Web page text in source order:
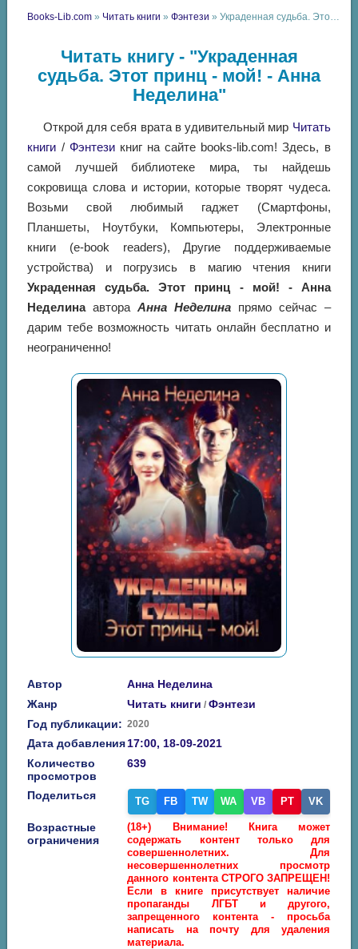
Books-Lib.com » Читать книги »Фэнтези » Украденная судьба. Этот принц - мой! - Анна Неделина
Читать книгу - "Украденная
судьба. Этот принц - мой! - Анна
Неделина"
Открой для себя врата в удивительный мир Читать
книги / Фэнтезикниг на сайте books-lib.com! Здесь, в
самой лучшей библиотеке мира, ты найдешь
сокровища слова и истории, которые творят чудеса.
Возьми свой любимый гаджет (Смартфоны,
Планшеты, Ноутбуки, Компьютеры, Электронные
книги (e-book readers), Другие поддерживаемые
устройства) и погрузись в магию чтения книги
Украденная судьба. Этот принц - мой! - Анна
НеделинаавтораАнна Неделина прямо сейчас –
дарим тебе возможность читать онлайн бесплатно и
неограниченно!
Автор
Анна Неделина
Жанр
Читать книги /Фэнтези
Год публикации: 2020
Дата добавления17:00, 18-09-2021
Количество
просмотров
639
Поделиться TG FB TW WA VB PT VK
Возрастные
ограничения
(18+) Внимание! Книга может
содержать контент только для
совершеннолетних. Для
несовершеннолетних просмотр
данного контента СТРОГО ЗАПРЕЩЕН!
Если в книге присутствует наличие
пропаганды ЛГБТ и другого,
запрещенного контента - просьба
написать на почту для удаления
материала.